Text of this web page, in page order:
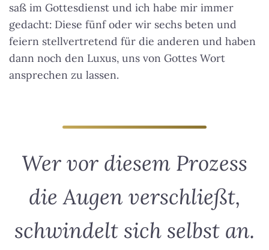
saß im Gottesdienst und ich habe mir immer
gedacht: Diese fünf oder wir sechs beten und
feiern stellvertretend für die anderen und haben
dann noch den Luxus, uns von Gottes Wort
ansprechen zu lassen.
Wer vor diesem Prozess
die Augen verschließt,
schwindelt sich selbst an.